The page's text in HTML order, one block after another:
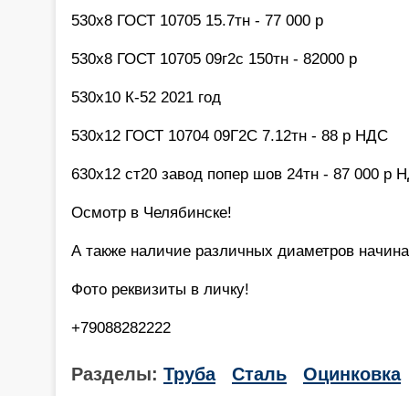
530х8 ГОСТ 10705 15.7тн - 77 000 р
530х8 ГОСТ 10705 09г2с 150тн - 82000 р
530х10 К-52 2021 год
530х12 ГОСТ 10704 09Г2С 7.12тн - 88 р НДС
630х12 ст20 завод попер шов 24тн - 87 000 р
Осмотр в Челябинске!
А также наличие различных диаметров
Фото реквизиты в личку!
+79088282222
Разделы: Труба Сталь Оцинковка